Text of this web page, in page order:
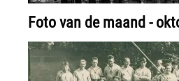
Foto van de maand -